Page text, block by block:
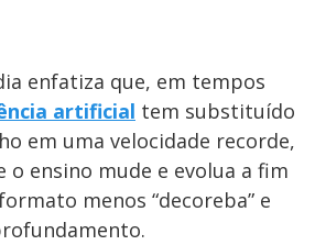
enfatiza que, em tempos
artificial tem substituído
em uma velocidade recorde,
ensino mude e evolua a fim
menos “decoreba” e